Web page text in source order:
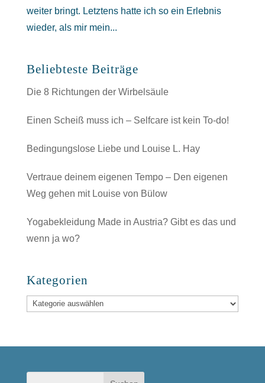
weiter bringt. Letztens hatte ich so ein Erlebnis
wieder, als mir mein...
Beliebteste Beiträge
Die 8 Richtungen der Wirbelsäule
Einen Scheiß muss ich – Selfcare ist kein To-do!
Bedingungslose Liebe und Louise L. Hay
Vertraue deinem eigenen Tempo – Den eigenen
Weg gehen mit Louise von Bülow
Yogabekleidung Made in Austria? Gibt es das und
wenn ja wo?
Kategorien
Kategorien